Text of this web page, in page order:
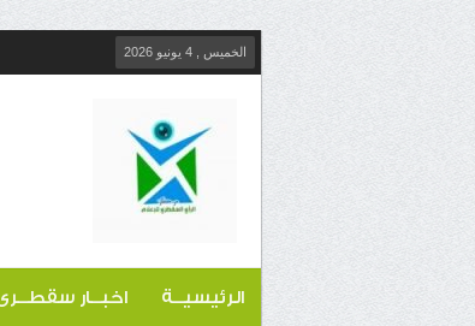
الخميس , 4 يونيو 2026
الرئيسيــة اخبــار